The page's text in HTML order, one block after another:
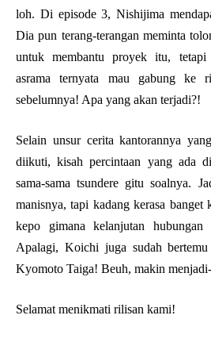
loh. Di episode 3, Nishijima
Dia pun terang-terangan meminta
untuk membantu proyek itu,
asrama ternyata mau gabung ke
sebelumnya! Apa yang akan terjadi?!
Selain unsur cerita kantorannya
diikuti, kisah percintaan yang ada
sama-sama tsundere gitu soalnya.
manisnya, tapi kadang kerasa
kepo gimana kelanjutan
Apalagi, Koichi juga sudah
Kyomoto Taiga! Beuh, makin
Selamat menikmati rilisan kami!